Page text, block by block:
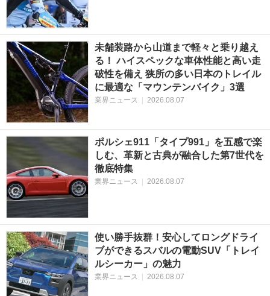
未舗装路から山道まで軽々と乗り越え
る！ ハイスペックな車体性能と高い走
破性を備え 狭所の多い日本のトレイル
に最適な「マウンテンバイク」3選
業界ニュース | 2026.08.07
ポルシェ911「タイプ991」を五感で楽
しむ、革新と古典が融合した第7世代を
徹底特集
業界ニュース 2026.08.07
使い勝手抜群！安心してロングドライ
ブができるスバルの電動SUV「トレイ
ルシーカー」の魅力
業界ニュース 2026.08.07